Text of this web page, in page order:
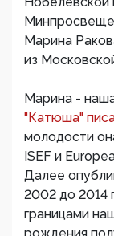
Марина
из
Марина -
"Катюша"
молодости
ISEF и
Далее
2002 до 2014
границами